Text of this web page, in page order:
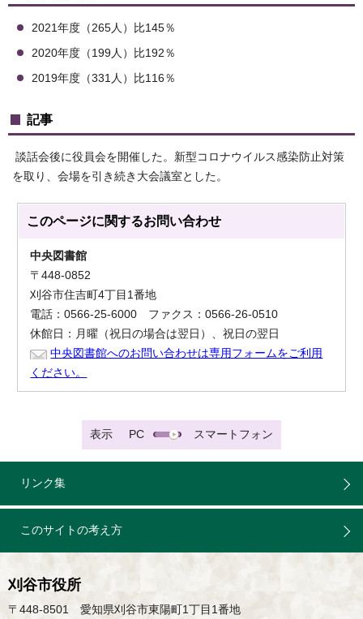
2021年度（265人）比145％
2020年度（199人）比192％
2019年度（331人）比116％
記事
談話会後に役員会を開催した。新型コロナウイルス感染防止対策
を取り、会場を引き続き大会議室とした。
このページに関するお問い合わせ
中央図書館
〒448-0852
刈谷市住吉町4丁目1番地
電話：0566-25-6000 ファクス：0566-26-0510
休館日：月曜（祝日の場合は翌日）、祝日の翌日
中央図書館へのお問い合わせは専用フォームをご利用
ください。
表示 PC スマートフォン
リンク集
このサイトの考え方
刈谷市役所
〒448-8501 愛知県刈谷市東陽町1丁目1番地